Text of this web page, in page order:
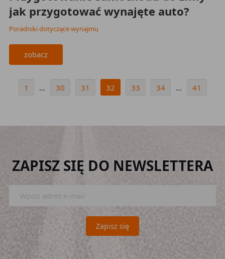
jak przygotować wynajęte auto?
Poradniki dotyczące wynajmu
zobacz
1 ... 30 31 32 33 34 ... 41
ZAPISZ SIĘ DO NEWSLETTERA
Zapisz się